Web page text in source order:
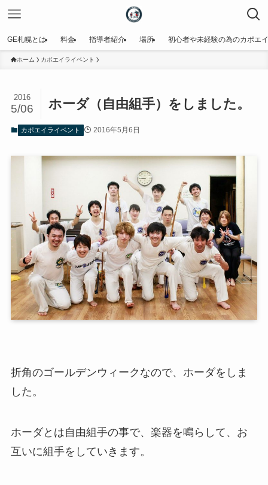
GE札幌とは 料金 指導者紹介 場所 初心者や未経験の為のカポエ
ホーム カポエイライベント
ホーダ（自由組手）をしました。
2016
5/06
カポエイライベント 2016年5月6日
折角のゴールデンウィークなので、ホーダをしま
した。
ホーダとは自由組手の事で、楽器を鳴らして、お
互いに組手をしていきます。